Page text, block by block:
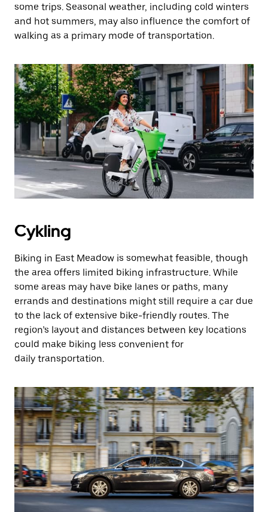
some trips. Seasonal weather, including cold winters
and hot summers, may also influence the comfort of
walking as a primary mode of transportation.
Cykling
Biking in East Meadow is somewhat feasible, though
the area offers limited biking infrastructure. While
some areas may have bike lanes or paths, many
errands and destinations might still require a car due
to the lack of extensive bike-friendly routes. The
region’s layout and distances between key locations
could make biking less convenient for
daily transportation.